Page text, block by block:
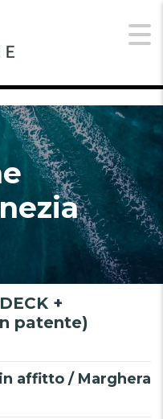
+
patente)
affitto / Marghera